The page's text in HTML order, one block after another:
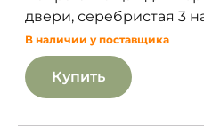
двери, серебристая 3
В наличии у поставщика
Купить